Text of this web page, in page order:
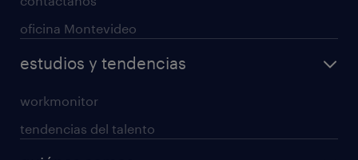
oficina Montevideo
estudios y tendencias
workmonitor
tendencias del talento